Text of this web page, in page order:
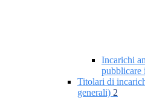
Incarichi
pubblicare
Titolari di
generali) 2